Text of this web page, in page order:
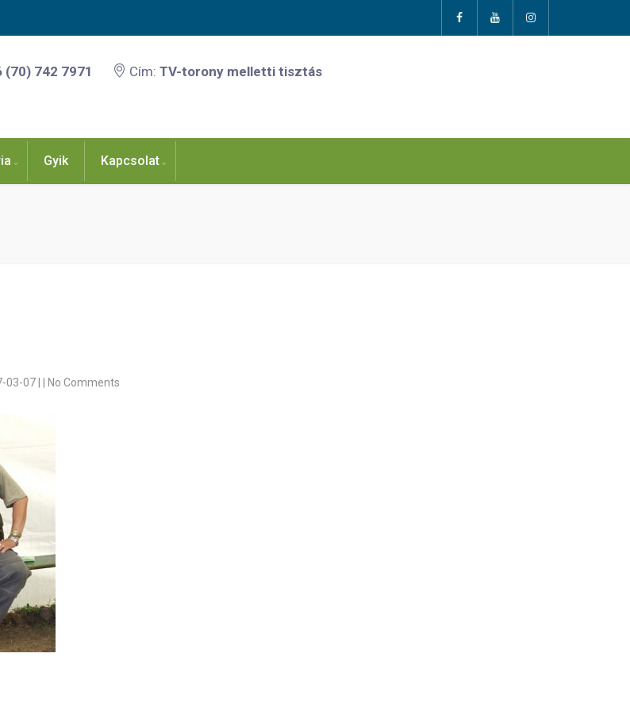
(70) 742 7971 Cím: TV-torony melletti tisztás
Gyik Kapcsolat
03-07 No Comments